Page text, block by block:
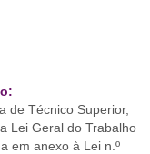
de Técnico Superior,
Lei Geral do Trabalho
em anexo à Lei n.º